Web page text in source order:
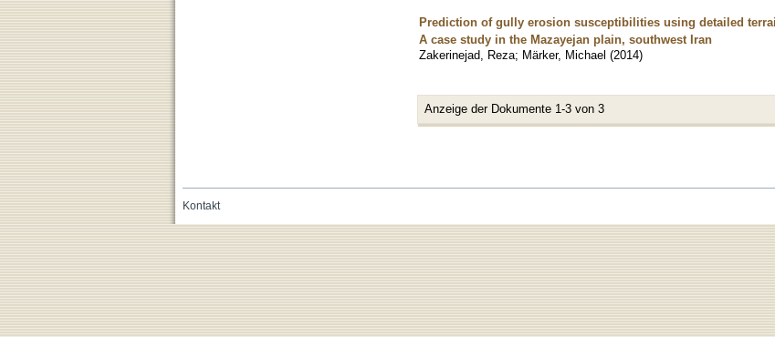
Prediction of gully erosion susceptibilities using detailed
A case study in the Mazayejan plain, southwest Iran
Zakerinejad, Reza; Märker, Michael (2014)
Anzeige der Dokumente 1-3 von 3
Kontakt